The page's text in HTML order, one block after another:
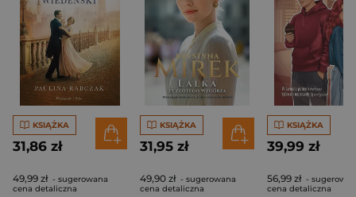
KSIĄŻKA
31,86 zł
49,99 zł - sugerowana
cena detaliczna
KSIĄŻKA
31,95 zł
49,90 zł - sugerowana
cena detaliczna
KSIĄŻKA
39,99 zł
56,99 zł -
cena detaliczna